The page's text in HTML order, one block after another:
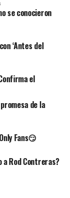
se conocieron
‘Antes del
el
de la
Fans😏
a Rod Contreras?